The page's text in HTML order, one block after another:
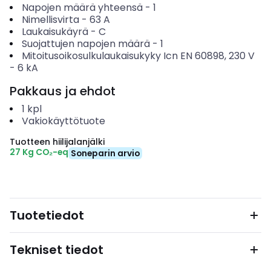
Napojen määrä yhteensä- 1
Nimellisvirta- 63 A
Laukaisukäyrä- C
Suojattujen napojen määrä- 1
Mitoitusoikosulkulaukaisukyky Icn EN 60898, 230 V
- 6 kA
Pakkaus ja ehdot
1 kpl
Vakiokäyttötuote
Tuotteen hiilijalanjälki
27 Kg CO₂-eq Soneparin arvio
Tuotetiedot
Tekniset tiedot